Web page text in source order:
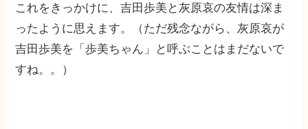
これをきっかけに、吉田歩美と灰原哀の友情は深ま
ったように思えます。（ただ残念ながら、灰原哀が
吉田歩美を「歩美ちゃん」と呼ぶことはまだないで
すね。。）